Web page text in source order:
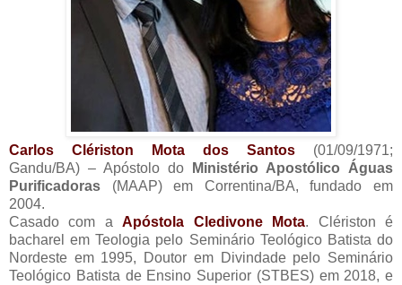
Carlos Clériston Mota dos Santos (01/09/1971;
Gandu/BA) – Apóstolo do
Ministério Apostólico Águas
Purificadoras (MAAP) em Correntina/BA, fundado em
2004.
Casado com aApóstola Cledivone Mota. Clériston é
bacharel em Teologia pelo Seminário Teológico Batista do
Nordeste em 1995, Doutor em Divindade pelo Seminário
Teológico Batista de Ensino Superior (STBES) em 2018, e